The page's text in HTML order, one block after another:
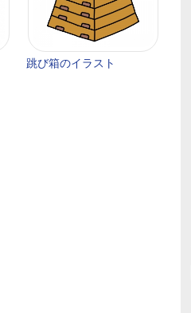
跳び箱のイラスト